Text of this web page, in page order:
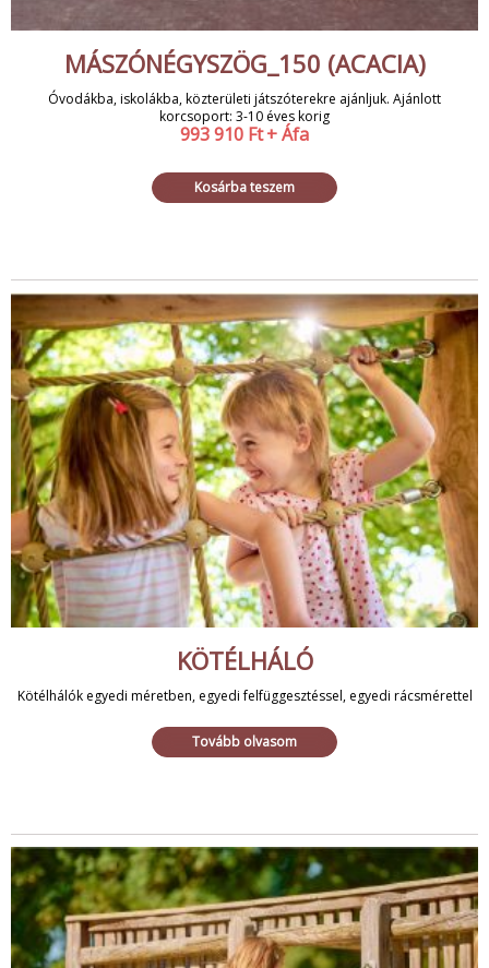
MÁSZÓNÉGYSZÖG_150 (ACACIA)
Óvodákba, iskolákba, közterületi játszóterekre ajánljuk. Ajánlott
korcsoport: 3-10 éves korig
993 910 Ft+ Áfa
Kosárba teszem
KÖTÉLHÁLÓ
Kötélhálók egyedi méretben, egyedi felfüggesztéssel, egyedi rácsmérettel
Tovább olvasom